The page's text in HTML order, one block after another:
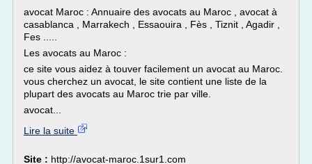
avocat Maroc : Annuaire des avocats au Maroc , avocat à
casablanca , Marrakech , Essaouira , Fès , Tiznit , Agadir ,
Fes .....
Les avocats au Maroc :
ce site vous aidez à touver facilement un avocat au Maroc.
vous cherchez un avocat, le site contient une liste de la
plupart des avocats au Maroc trie par ville.
avocat...
Lire la suite
Site : http://avocat-maroc.1sur1.com